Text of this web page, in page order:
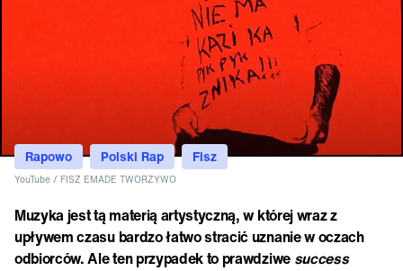
Rapowo Polski Rap Fisz
YouTube / FISZ EMADE TWORZYWO
Muzyka jest tą materią artystyczną, w której wraz z
upływem czasu bardzo łatwo stracić uznanie w oczach
odbiorców. Ale ten przypadek to prawdziwe success